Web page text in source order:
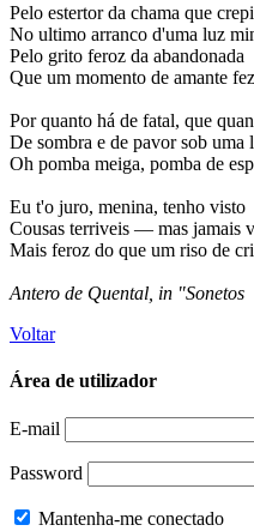
Pelo estertor da chama que
No ultimo arranco d'uma luz
Pelo grito feroz da abandonada
Que um momento de amante
Por quanto há de fatal, que
De sombra e de pavor sob uma
Oh pomba meiga, pomba de
Eu t'o juro, menina, tenho visto
Cousas terriveis — mas jamais
Mais feroz do que um riso de
Antero de Quental, in "Sonetos
Voltar
Área de utilizador
E-mail
Password
Mantenha-me conectado